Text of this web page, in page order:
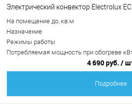
Электрический конвектор Electrolux
На помещение до, кв.м
Назначение
Режимы работы
Потребляемая мощность при обогреве
4 690 руб. /
Подробнее